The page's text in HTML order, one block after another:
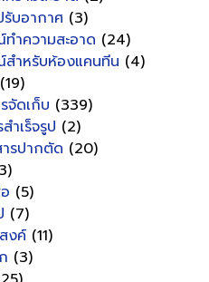
รับอากาศ (3)
ำความสะอาด (24)
ำหรับห้องแคนทีน (4)
(19)
จัดเก็บ (339)
ำเร็จรูป (2)
รปากตัด (20)
(5)
(7)
งค์ (11)
(3)